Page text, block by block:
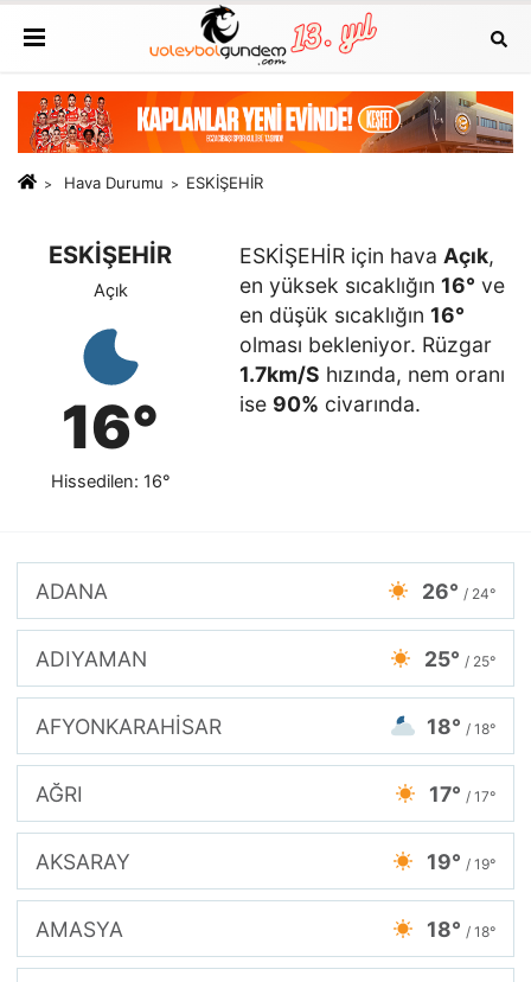
Hava Durumu ESKİŞEHİR
ESKİŞEHİR
Açık
16°
Hissedilen: 16°
ESKİŞEHİR için hava Açık,
en yüksek sıcaklığın 16° ve
en düşük sıcaklığın 16°
olması bekleniyor. Rüzgar
1.7km/S hızında, nem oranı
ise 90% civarında.
ADANA 26° / 24°
ADIYAMAN 25° / 25°
AFYONKARAHİSAR 18° / 18°
AĞRI 17° / 17°
AKSARAY 19° / 19°
AMASYA 18° / 18°